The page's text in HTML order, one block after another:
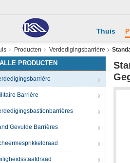
Thuis
Producten Verdedigingsbarrière
ALLE PRODUCTEN
Barrière
Gevulde Barrières